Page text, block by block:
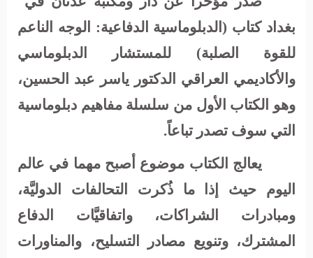
بغداد كتاب (الدبلوماسية الدفاعية: الوجه الناعم
للقوة الصلبة) للمستشار الدبلوماسي
والأكاديمي العراقي الدكتور ياسر عبد الحسين،
وهو الكتاب الأول من سلسلة مفاهيم دبلوماسية
التي سوف تصدر تباعاً.
يعالج الكتاب موضوع أصبح مهما في عالم
اليوم حيث إذا ما ذُكرت التحالفات الدوليَّة،
ومبادرات الشراكات، واتفاقيَّات الدفاع
المشترك، وتنويع مصادر التسليح، والمناورات